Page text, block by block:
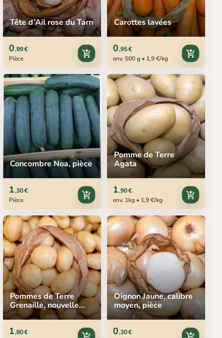
Tête d’Ail rose du Tarn
0,99 €
Pièce
add_shopping_cart
Carottes lavées
0,95 €
env. 500 g • 1,9 €/kg
add_shopping_cart
Concombre Noa, pièce
1,30 €
Pièce
add_shopping_cart
Pomme de Terre
Agata
1,90 €
env. 1kg • 1,9 €/kg
add_shopping_cart
Pommes de Terre
Grenaille, nouvelle
récolte
1,80 €
Oignon Jaune, calibre
moyen, pièce
0,30 €